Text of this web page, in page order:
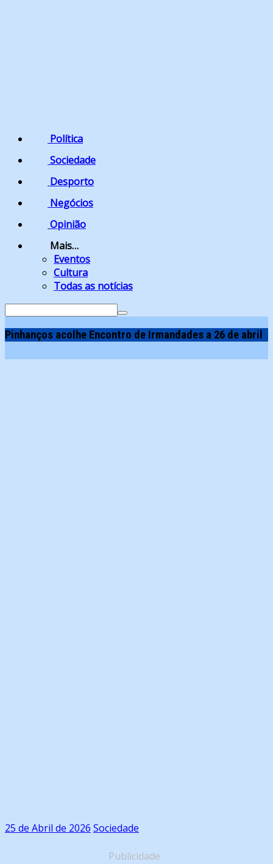
Política
Sociedade
Desporto
Negócios
Opinião
Mais…
Eventos
Cultura
Todas as notícias
Search
Pinhanços acolhe Encontro de Irmandades a 26 de abril
25 de Abril de 2026 Sociedade
Publicidade